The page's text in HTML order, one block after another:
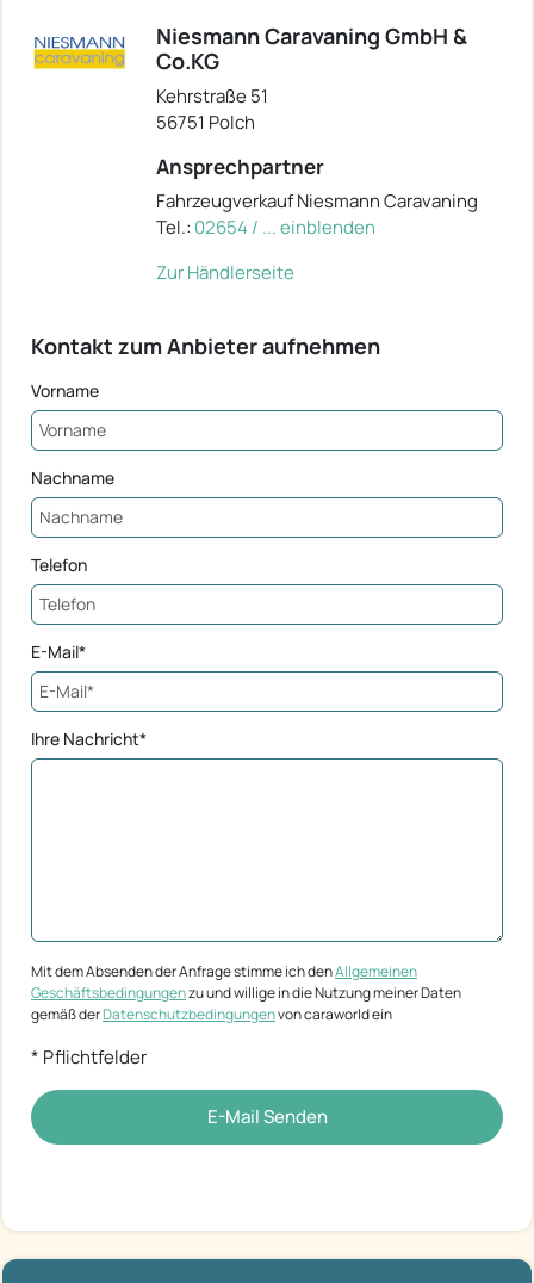
Niesmann Caravaning GmbH &
Co.KG
Kehrstraße 51
56751 Polch
Ansprechpartner
Fahrzeugverkauf Niesmann Caravaning
Tel.: 02654 / ... einblenden
Zur Händlerseite
Kontakt zum Anbieter aufnehmen
Vorname
Nachname
Telefon
E-Mail*
Ihre Nachricht*
Mit dem Absenden der Anfrage stimme ich denAllgemeinen
Geschäftsbedingungenzu und willige in die Nutzung meiner Daten
gemäß derDatenschutzbedingungenvon caraworld ein
* Pflichtfelder
E-Mail Senden